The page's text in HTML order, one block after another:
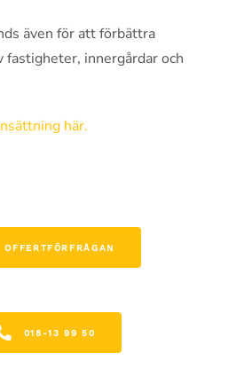
även för att förbättra
innergårdar och
här.
OFFERTFÖRFRÅGAN
018-13 99 50